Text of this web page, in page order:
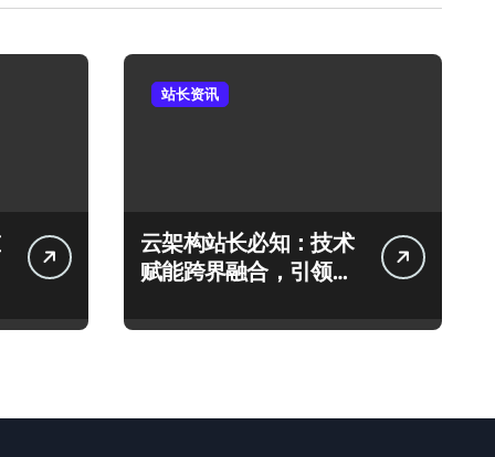
站长资讯
云架构站长必知：技术
赋能跨界融合，引领科